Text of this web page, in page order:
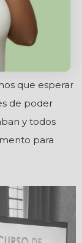
de los
de que la
que esperar
de poder
y todos
para